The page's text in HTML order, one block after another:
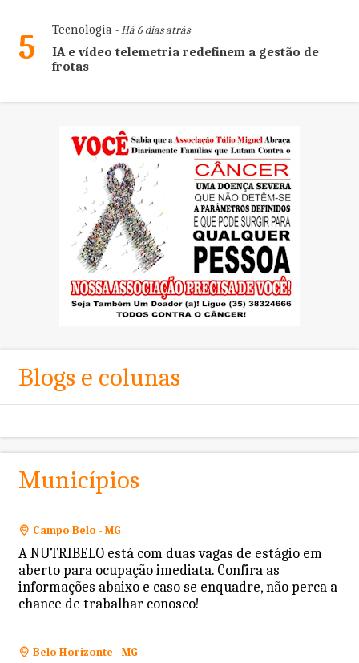
5 Tecnologia- Há 6 dias atrás
IA e vídeo telemetria redefinem a gestão de
frotas
Blogs e colunas
Municípios
Campo Belo - MG
A NUTRIBELO está com duas vagas de estágio em
aberto para ocupação imediata. Confira as
informações abaixo e caso se enquadre, não perca a
chance de trabalhar conosco!
Belo Horizonte - MG